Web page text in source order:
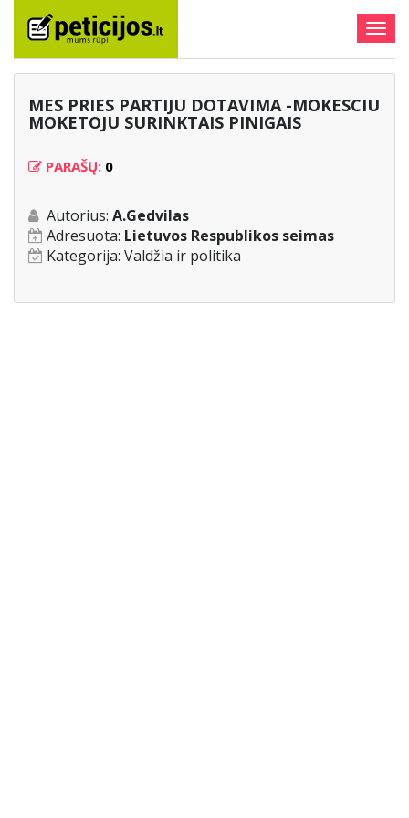
MES PRIES PARTIJU DOTAVIMA -MOKESCIU
MOKETOJU SURINKTAIS PINIGAIS
PARAŠŲ: 0
Autorius: A.Gedvilas
Adresuota: Lietuvos Respublikos seimas
Kategorija: Valdžia ir politika